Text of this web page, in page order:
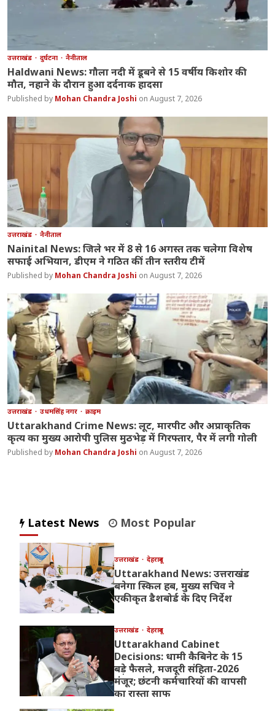
उत्तराखंड दुर्घटना नैनीताल
Haldwani News: गौला नदी में डूबने से 15 वर्षीय किशोर की
मौत, नहाने के दौरान हुआ दर्दनाक हादसा
Mohan Chandra Joshi August 7, 2026
उत्तराखंड नैनीताल
Nainital News: जिले भर में 8 से 16 अगस्त तक चलेगा विशेष
सफाई अभियान, डीएम ने गठित कीं तीन स्तरीय टीमें
Mohan Chandra Joshi August 7, 2026
उत्तराखंड उधमसिंह नगर क्राइम
Uttarakhand Crime News: लूट, मारपीट और अप्राकृतिक
कृत्य का मुख्य आरोपी पुलिस मुठभेड़ में गिरफ्तार, पैर में लगी गोली
Mohan Chandra Joshi August 7, 2026
Latest News Most Popular
उत्तराखंड देहरादून
Uttarakhand News: उत्तराखंड
बनेगा स्किल हब, मुख्य सचिव ने
एकीकृत डैशबोर्ड के दिए निर्देश
उत्तराखंड देहरादून
Uttarakhand Cabinet
Decisions: धामी कैबिनेट के 15
बड़े फैसले, मजदूरी संहिता-2026
मंजूर; छंटनी कर्मचारियों की वापसी
का रास्ता साफ